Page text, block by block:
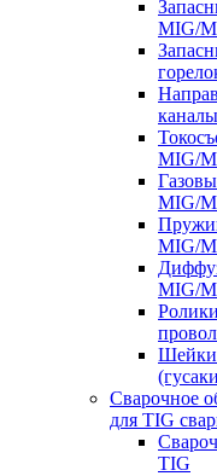
MIG/
MIG/
MIG/
MIG/
MIG/
Шейки
Сварочное
для TIG
TIG